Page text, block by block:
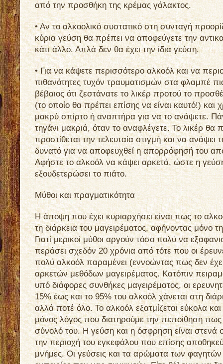
από την προσθήκη της κρέμας γάλακτος.
• Αν το αλκοολικό συστατικό στη συνταγή
κύρια γεύση θα πρέπει να αποφεύγετε την
κάτι άλλο. Απλά δεν θα έχει την ίδια γεύση.
• Για να κάψετε περισσότερο αλκοόλ και να
πιθανότητες τυχόν τραυματισμών στα φλαμπέ
βέβαιος ότι ζεστάνατε το λικέρ προτού το
(το οποίο θα πρέπει επίσης να είναι καυτό!) και
μακρύ σπίρτο ή αναπτήρα για να το ανάψετε.
τηγάνι μακριά, όταν το αναφλέγετε. Το λικέρ θα
προστίθεται την τελευταία στιγμή και να ανάψει
δυνατό για να αποφευχθεί η απορρόφησή του
Αφήστε το αλκοόλ να κάψει αρκετά, ώστε η
εξουδετερώσει το πιάτο.
Μύθοι και πραγματικότητα
Η άποψη που έχει κυριαρχήσει είναι πως το
τη διάρκεια του μαγειρέματος, αφήνοντας μόνο
Γιατί μερικοί μύθοι αργούν τόσο πολύ να
περάσει σχεδόν 20 χρόνια από τότε που οι
πολύ αλκοόλ παραμένει (εννοώντας πως δεν
αρκετών μεθόδων μαγειρέματος. Κατόπιν
υπό διάφορες συνθήκες μαγειρέματος, οι
15% έως και το 95% του αλκοόλ χάνεται στη
αλλά ποτέ όλο. Το αλκοόλ εξατμίζεται εύκολα και
μόνος λόγος που διατηρούμε την πεποίθηση πως
σύνολό του. Η γεύση και η όσφρηση είναι στενά
την περιοχή του εγκεφάλου που επίσης
μνήμες. Οι γεύσεις και τα αρώματα των